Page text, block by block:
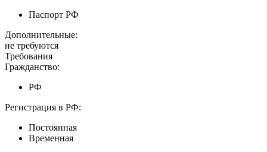
Паспорт РФ
Дополнительные:
не требуются
Требования
Гражданство:
РФ
Регистрация в РФ:
Постоянная
Временная